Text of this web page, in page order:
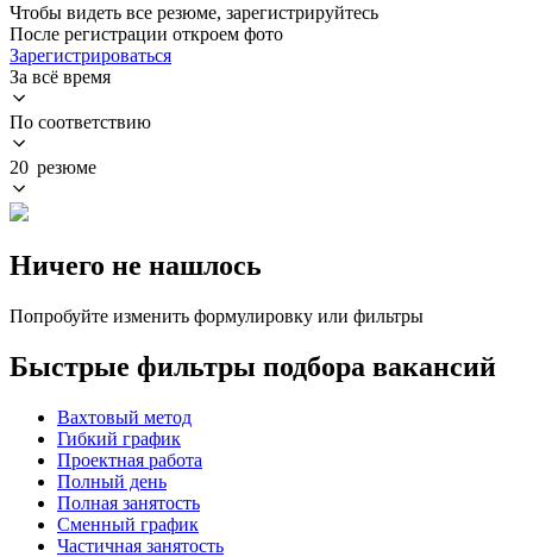
Чтобы видеть все резюме, зарегистрируйтесь
После регистрации откроем фото
Зарегистрироваться
За всё время
По соответствию
20 резюме
Ничего не нашлось
Попробуйте изменить формулировку или фильтры
Быстрые фильтры подбора вакансий
Вахтовый метод
Гибкий график
Проектная работа
Полный день
Полная занятость
Сменный график
Частичная занятость